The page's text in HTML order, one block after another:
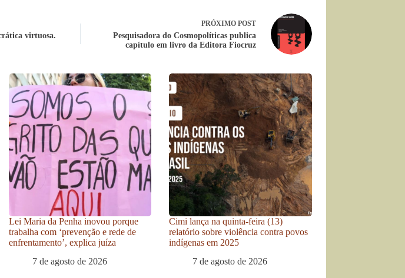
virtuosa.
PRÓXIMO POST
Pesquisadora do Cosmopolíticas publica
capítulo em livro da Editora Fiocruz
Lei Maria da Penha inovou porque
trabalha com ‘prevenção e rede de
enfrentamento’, explica juíza
7 de agosto de 2026
Cimi lança na quinta-feira (13)
relatório sobre violência contra povos
indígenas em 2025
7 de agosto de 2026